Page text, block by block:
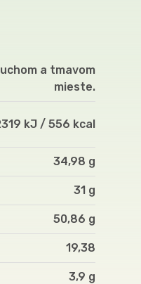
a tmavom
mieste.
kJ / 556 kcal
34,98 g
31 g
50,86 g
19,38
3,9 g